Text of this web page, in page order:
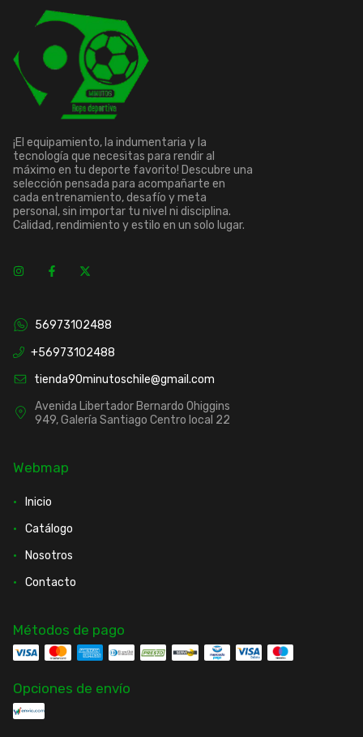
¡El equipamiento, la indumentaria y la
tecnología que necesitas para rendir al
máximo en tu deporte favorito! Descubre una
selección pensada para acompañarte en
cada entrenamiento, desafío y meta
personal, sin importar tu nivel ni disciplina.
Calidad, rendimiento y estilo en un solo lugar.
56973102488
+56973102488
tienda90minutoschile@gmail.com
Avenida Libertador Bernardo Ohiggins
949, Galería Santiago Centro local 22
Webmap
Inicio
Catálogo
Nosotros
Contacto
Métodos de pago
Opciones de envío